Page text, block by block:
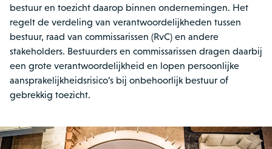
bestuur en toezicht daarop binnen ondernemingen. Het
regelt de verdeling van verantwoordelijkheden tussen
bestuur, raad van commissarissen (RvC) en andere
stakeholders. Bestuurders en commissarissen dragen daarbij
een grote verantwoordelijkheid en lopen persoonlijke
aansprakelijkheidsrisico’s bij onbehoorlijk bestuur of
gebrekkig toezicht.